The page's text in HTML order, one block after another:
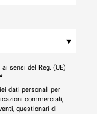
▾
sensi del Reg. (UE)
dati personali per
commerciali,
questionari di